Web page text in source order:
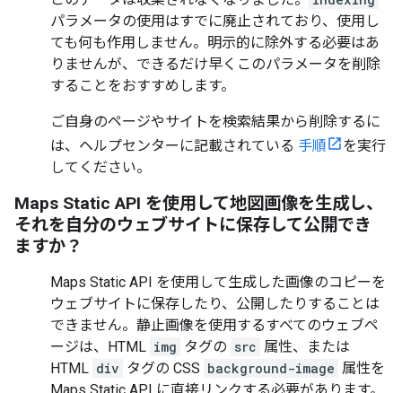
パラメータの使用はすでに廃止されており、使用し
ても何も作用しません。明示的に除外する必要はあ
りませんが、できるだけ早くこのパラメータを削除
することをおすすめします。
ご自身のページやサイトを検索結果から削除するに
は、ヘルプセンターに記載されている 手順
を実行
してください。
Maps Static API を使用して地図画像を生成し、
それを自分のウェブサイトに保存して公開でき
ますか？
Maps Static API を使用して生成した画像のコピーを
ウェブサイトに保存したり、公開したりすることは
できません。静止画像を使用するすべてのウェブペ
ージは、HTML img タグの src 属性、または
HTML div タグの CSS background-image 属性を